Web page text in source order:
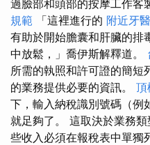
過臉部和頭部的按摩工作客
規範 「這裡進行的 附近牙
有助於開始膽囊和肝臟的排
中放鬆，」喬伊斯解釋道。
所需的執照和許可證的簡短
的業務提供必要的資訊。 頂
下，輸入納稅識別號碼（例
就足夠了。 這取決於業務
些收入必須在報稅表中單獨